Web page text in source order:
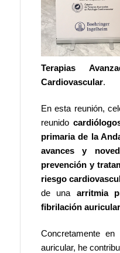
Terapias
Cardiovascular.
En esta reunión,
reunido
primaria de la
avances y
prevención y
riesgo
de una arritmia
fibrilación auricular
Concretamente
auricular, he